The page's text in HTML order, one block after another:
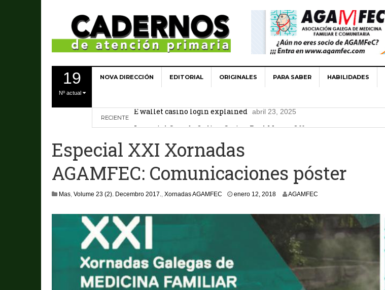
19
Nº actual
NOVA DIRECCIÓN EDITORIAL ORIGINALES PARA SABER HABILIDADES
RECIENTE Imperial Canada Online Casino Real Money Offers
Qué hay de nuevo en dolor: Lo fundamental de 2021
Especial XXI Xornadas
AGAMFEC: Comunicaciones póster
Mas, Volume 23 (2). Decembro 2017., Xornadas AGAMFEC enero 12, 2018m
2
AGAMFEC